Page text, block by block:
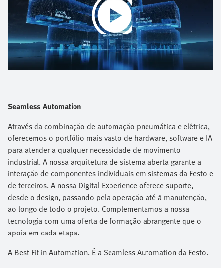
Play
Video
Seamless Automation
Através da combinação de automação pneumática e elétrica,
oferecemos o portfólio mais vasto de hardware, software e IA
para atender a qualquer necessidade de movimento
industrial. A nossa arquitetura de sistema aberta garante a
interação de componentes individuais em sistemas da Festo e
de terceiros. A nossa Digital Experience oferece suporte,
desde o design, passando pela operação até à manutenção,
ao longo de todo o projeto. Complementamos a nossa
tecnologia com uma oferta de formação abrangente que o
apoia em cada etapa.​
A Best Fit in Automation. É a Seamless Automation da Festo.